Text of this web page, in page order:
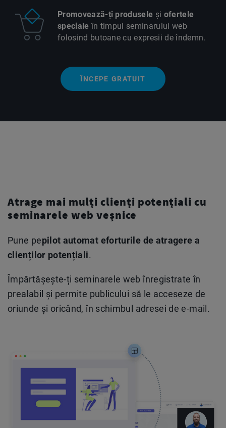
Promovează-ți produsele și ofertele
speciale în timpul seminarului web
folosind butoane cu expresii de îndemn.
ÎNCEPE GRATUIT
Atrage mai mulți clienți potențiali cu
seminarele web veșnice
Pune pepilot automat eforturile de atragere a
clienților potențiali.
Împărtășește-ți seminarele web înregistrate în
prealabil și permite publicului să le acceseze de
oriunde și oricând, în schimbul adresei de e-mail.